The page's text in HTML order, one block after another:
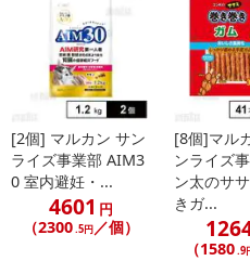
[2個] マルカン サン
ライズ事業部 AIM3
0 室内避妊・...
4601 円
（2300.5円／個）
[8個]マル
ンライズ
ン太のサ
きガ...
（1580.9